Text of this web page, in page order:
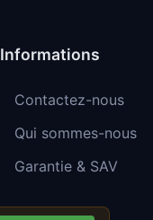
Informations
Contactez-nous
Qui sommes-nous
Garantie & SAV